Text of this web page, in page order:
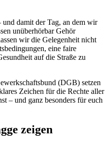
damit der Tag, an dem wir
unüberhörbar Gehör
wir die Gelegenheit nicht
eine faire
auf die Straße zu
(DGB) setzen
Zeichen für die Rechte aller
– und ganz besonders für euch
zeigen